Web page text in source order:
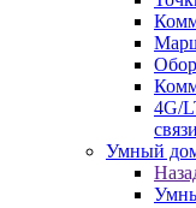
4G/
связи
Умный